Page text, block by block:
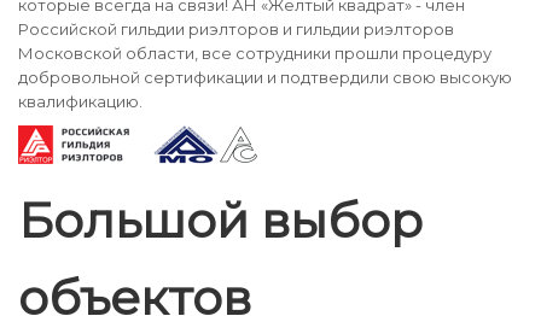
которые всегда на связи! АН «Желтый квадрат» - член
Российской гильдии риэлторов и гильдии риэлторов
Московской области, все сотрудники прошли процедуру
добровольной сертификации и подтвердили свою высокую
квалификацию.
Большой выбор
объектов